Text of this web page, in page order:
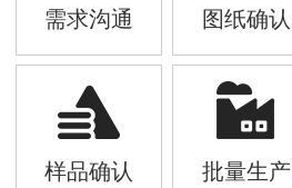
需求沟通 图纸确认
样品确认 批量生产